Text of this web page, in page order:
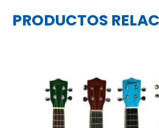
PRODUCTOS